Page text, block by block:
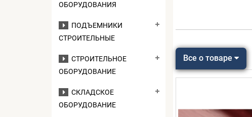
ОБОРУДОВАНИЯ
ПОДЪЕМНИКИ
СТРОИТЕЛЬНЫЕ
СТРОИТЕЛЬНОЕ
ОБОРУДОВАНИЕ
СКЛАДСКОЕ
ОБОРУДОВАНИЕ
Все о товаре